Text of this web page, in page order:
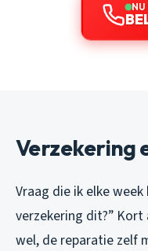
NU
Verzekering
Vraag die ik elke
verzekering dit?”
wel, de reparatie zelf